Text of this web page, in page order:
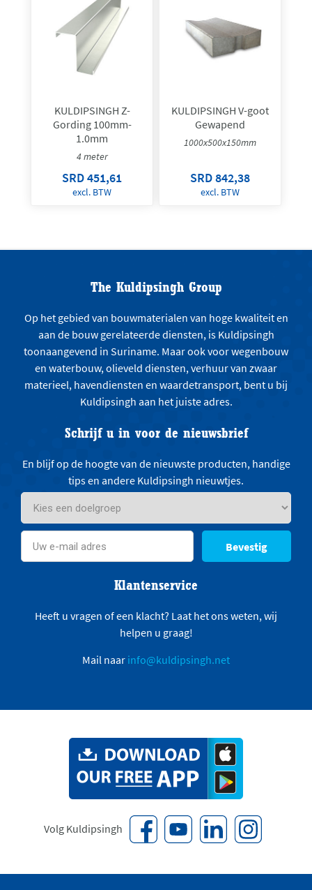
KULDIPSINGH Z-
Gording 100mm-
1.0mm
4 meter
SRD 451,61
excl. BTW
KULDIPSINGH V-goot
Gewapend
1000x500x150mm
SRD 842,38
excl. BTW
The Kuldipsingh Group
Op het gebied van bouwmaterialen van hoge kwaliteit en
aan de bouw gerelateerde diensten, is Kuldipsingh
toonaangevend in Suriname. Maar ook voor wegenbouw
en waterbouw, olieveld diensten, verhuur van zwaar
materieel, havendiensten en waardetransport, bent u bij
Kuldipsingh aan het juiste adres.
Schrijf u in voor de nieuwsbrief
En blijf op de hoogte van de nieuwste producten, handige
tips en andere Kuldipsingh nieuwtjes.
Bevestig
Klantenservice
Heeft u vragen of een klacht? Laat het ons weten, wij
helpen u graag!
Mail naar info@kuldipsingh.net
Volg Kuldipsingh